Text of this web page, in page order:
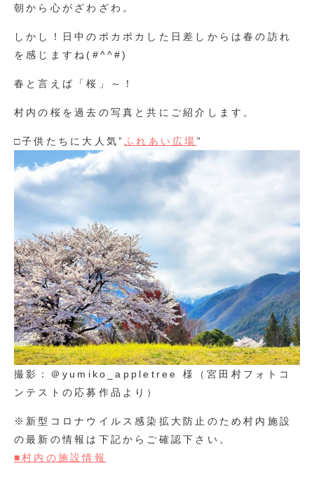
朝から心がざわざわ。
しかし！日中のポカポカした日差しからは春の訪れ
を感じますね(#^^#)
春と言えば「桜」～！
村内の桜を過去の写真と共にご紹介します。
□子供たちに大人気”ふれあい広場 ”
撮影：＠yumiko_appletree 様（宮田村フォトコ
ンテストの応募作品より）
※新型コロナウイルス感染拡大防止のため村内施設
の最新の情報は下記からご確認下さい。
■村内の施設情報